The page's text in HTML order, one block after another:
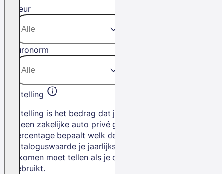
Kleur
Euronorm
Bijtelling
Bijtelling is het bedrag dat je betaalt als
je een zakelijke auto privé gebruikt. Het
percentage bepaalt welk deel van de
cataloguswaarde je jaarlijks bij je
inkomen moet tellen als je de auto privé
gebruikt.